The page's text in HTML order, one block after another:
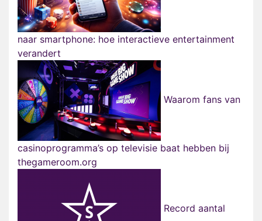
naar smartphone: hoe interactieve entertainment
verandert
Waarom fans van
casinoprogramma’s op televisie baat hebben bij
thegameroom.org
Record aantal